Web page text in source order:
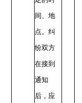
间、地
点。纠
纷双方
在接到
通知
后，应